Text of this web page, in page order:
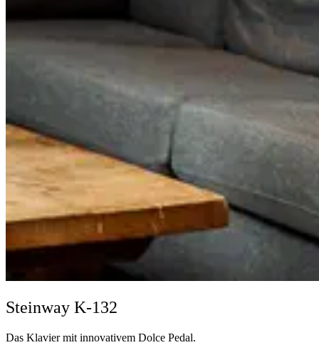
Steinway K-132
Das Klavier mit innovativem Dolce Pedal.